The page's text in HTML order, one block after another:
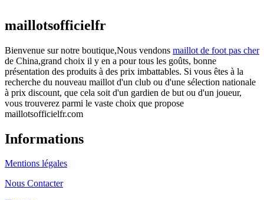
maillotsofficielfr
Bienvenue sur notre boutique,Nous vendons maillot de foot pas cher
de China,grand choix il y en a pour tous les goûts, bonne
présentation des produits à des prix imbattables. Si vous êtes à la
recherche du nouveau maillot d'un club ou d'une sélection nationale
à prix discount, que cela soit d'un gardien de but ou d'un joueur,
vous trouverez parmi le vaste choix que propose
maillotsofficielfr.com
Informations
Mentions légales
Nous Contacter